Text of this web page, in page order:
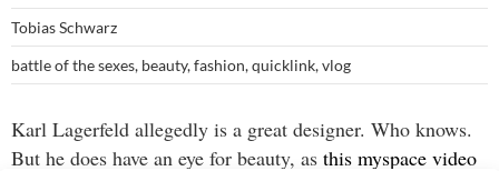
Tobias Schwarz
battle of the sexes, beauty,fashion,quicklink,vlog
Karl Lagerfeld allegedly is a great designer. Who knows.
But he does have an eye for beauty, as this myspace video